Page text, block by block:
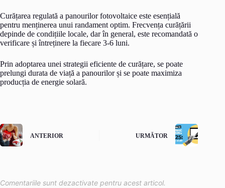
Curățarea regulată a panourilor fotovoltaice este esențială
pentru menținerea unui randament optim. Frecvența curățării
depinde de condițiile locale, dar în general, este recomandată o
verificare și întreținere la fiecare 3-6 luni.
Prin adoptarea unei strategii eficiente de curățare, se poate
prelungi durata de viață a panourilor și se poate maximiza
producția de energie solară.
ANTERIOR URMĂTOR
Comentariile sunt dezactivate pentru acest articol.